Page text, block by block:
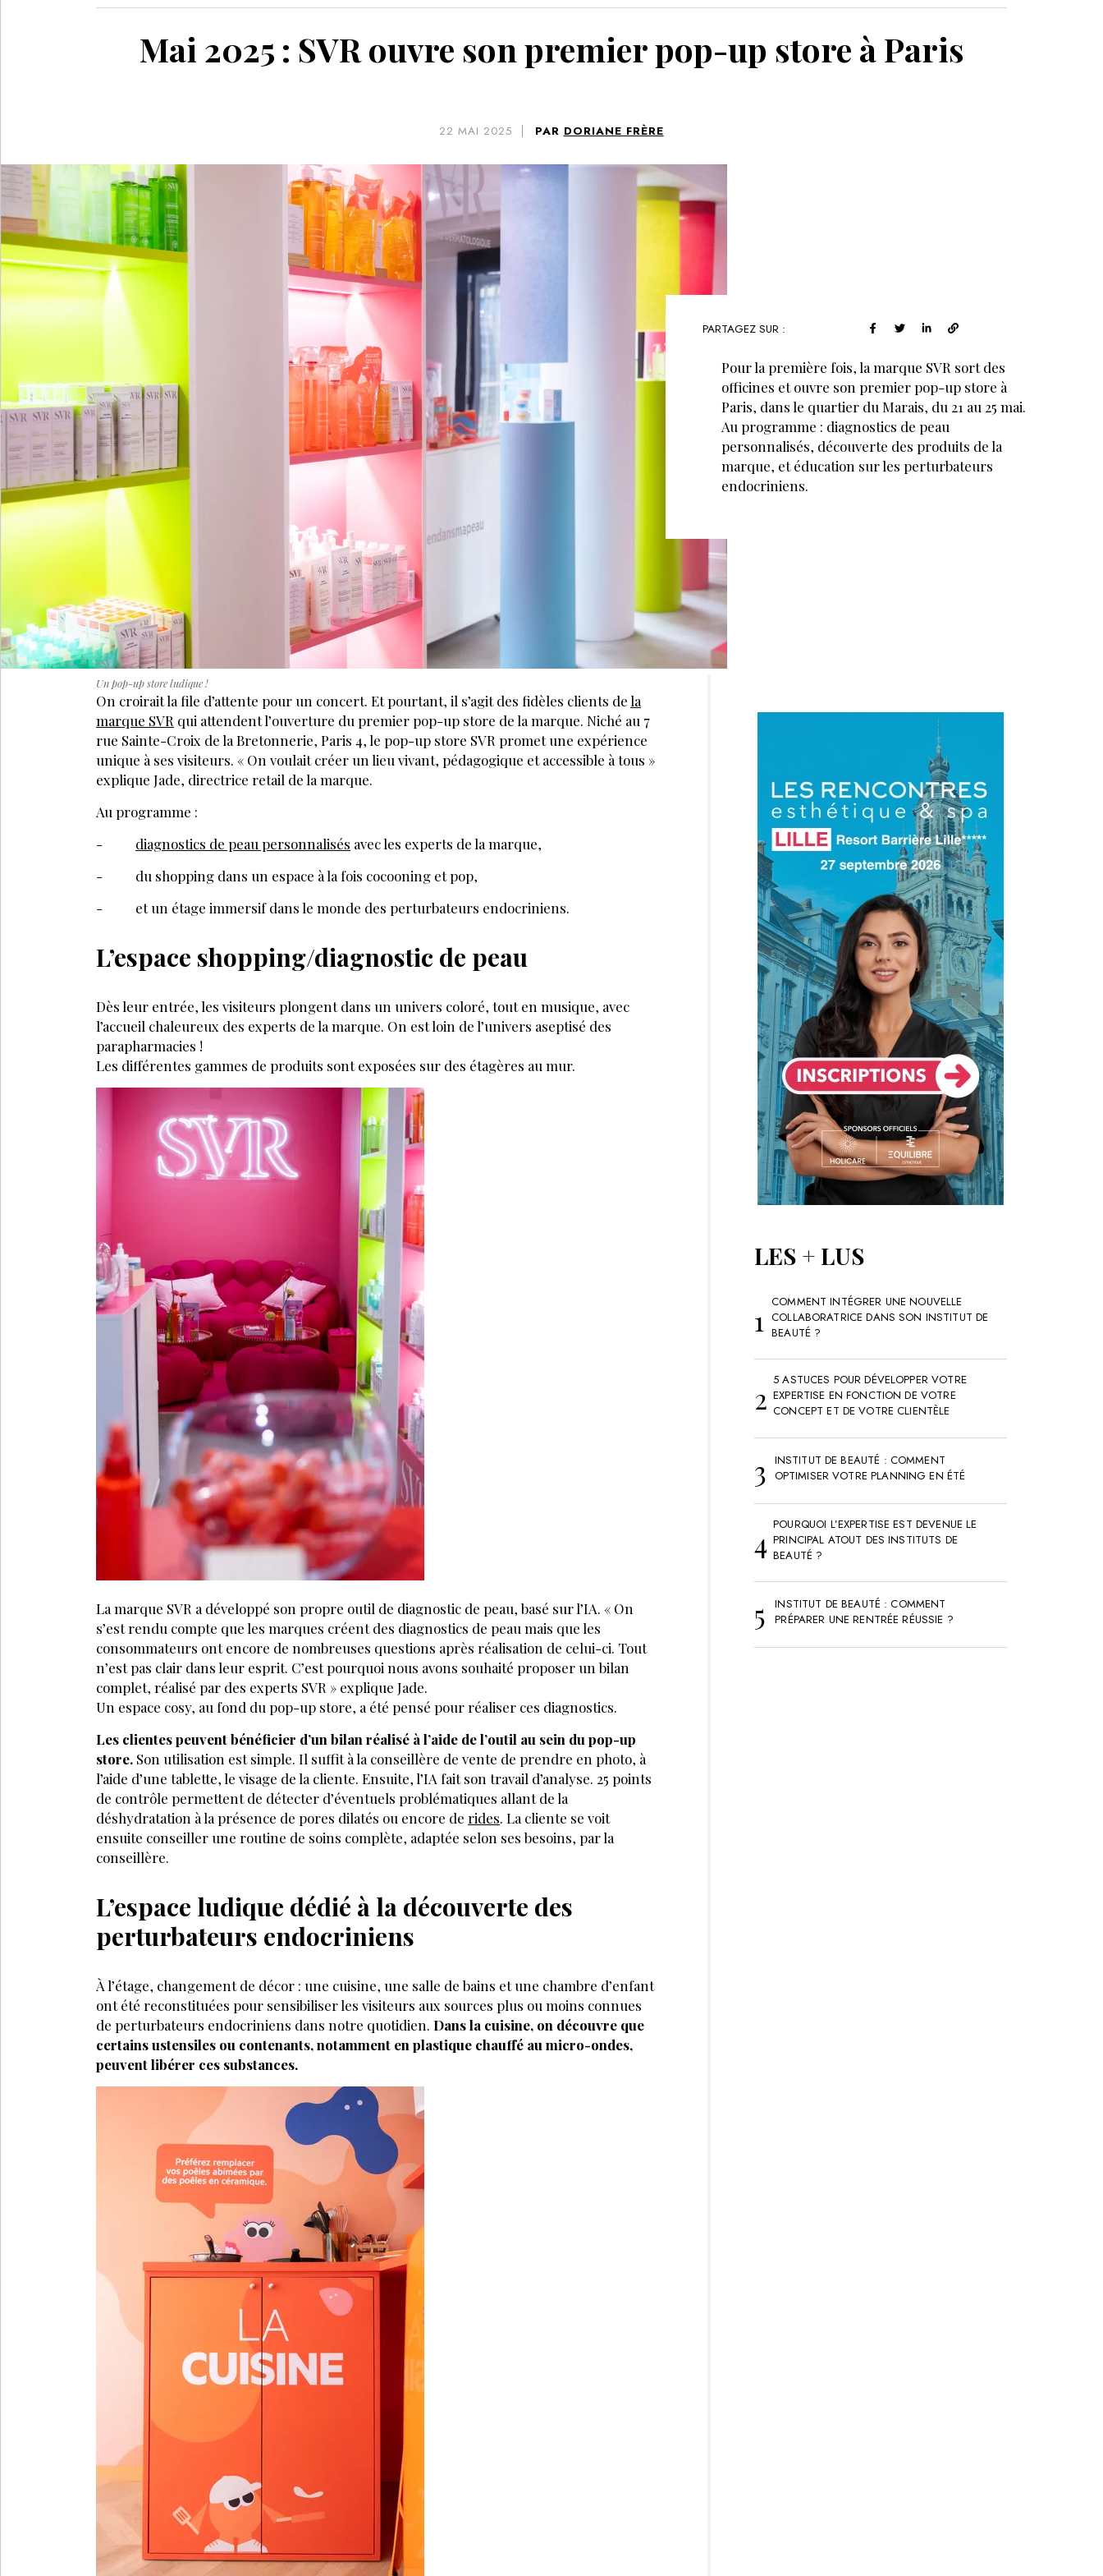
Mai 2025 : SVR ouvre son premier pop-up store à Paris
22 MAI 2025 PAR DORIANE FRÈRE
PARTAGEZ SUR :
Pour la première fois, la marque SVR sort des
officines et ouvre son premier pop-up store à
Paris, dans le quartier du Marais, du 21 au 25 mai.
Au programme : diagnostics de peau
personnalisés, découverte des produits de la
marque, et éducation sur les perturbateurs
endocriniens.
Un pop-up store ludique !
On croirait la file d’attente pour un concert. Et pourtant, il s’agit des fidèles clients de la
marque SVR qui attendent l’ouverture du premier pop-up store de la marque. Niché au 7
rue Sainte-Croix de la Bretonnerie, Paris 4, le pop-up store SVR promet une expérience
unique à ses visiteurs. « On voulait créer un lieu vivant, pédagogique et accessible à tous »
explique Jade, directrice retail de la marque.
Au programme :
- diagnostics de peau personnalisés avec les experts de la marque,
- du shopping dans un espace à la fois cocooning et pop,
- et un étage immersif dans le monde des perturbateurs endocriniens.
L’espace shopping/diagnostic de peau
Dès leur entrée, les visiteurs plongent dans un univers coloré, tout en musique, avec
l’accueil chaleureux des experts de la marque. On est loin de l’univers aseptisé des
parapharmacies !
Les différentes gammes de produits sont exposées sur des étagères au mur.
La marque SVR a développé son propre outil de diagnostic de peau, basé sur l’IA. « On
s’est rendu compte que les marques créent des diagnostics de peau mais que les
consommateurs ont encore de nombreuses questions après réalisation de celui-ci. Tout
n’est pas clair dans leur esprit. C’est pourquoi nous avons souhaité proposer un bilan
complet, réalisé par des experts SVR » explique Jade.
Un espace cosy, au fond du pop-up store, a été pensé pour réaliser ces diagnostics.
Les clientes peuvent bénéficier d’un bilan réalisé à l’aide de l’outil au sein du pop-up
store. Son utilisation est simple. Il suffit à la conseillère de vente de prendre en photo, à
l’aide d’une tablette, le visage de la cliente. Ensuite, l’IA fait son travail d’analyse. 25 points
de contrôle permettent de détecter d’éventuels problématiques allant de la
déshydratation à la présence de pores dilatés ou encore de rides. La cliente se voit
ensuite conseiller une routine de soins complète, adaptée selon ses besoins, par la
conseillère.
L’espace ludique dédié à la découverte des
perturbateurs endocriniens
À l’étage, changement de décor : une cuisine, une salle de bains et une chambre d’enfant
ont été reconstituées pour sensibiliser les visiteurs aux sources plus ou moins connues
de perturbateurs endocriniens dans notre quotidien. Dans la cuisine, on découvre que
certains ustensiles ou contenants, notamment en plastique chauffé au micro-ondes,
peuvent libérer ces substances.
LES + LUS
COMMENT INTÉGRER UNE NOUVELLE
COLLABORATRICE DANS SON INSTITUT DE
BEAUTÉ ?
5 ASTUCES POUR DÉVELOPPER VOTRE
EXPERTISE EN FONCTION DE VOTRE
CONCEPT ET DE VOTRE CLIENTÈLE
INSTITUT DE BEAUTÉ : COMMENT
OPTIMISER VOTRE PLANNING EN ÉTÉ
POURQUOI L’EXPERTISE EST DEVENUE LE
PRINCIPAL ATOUT DES INSTITUTS DE
BEAUTÉ ?
INSTITUT DE BEAUTÉ : COMMENT
PRÉPARER UNE RENTRÉE RÉUSSIE ?